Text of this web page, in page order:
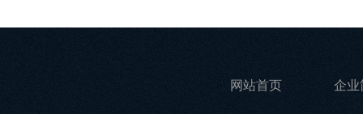
网站首页 企业